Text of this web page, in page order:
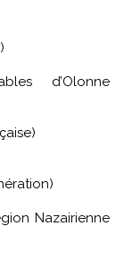
d’Olonne
Nazairienne